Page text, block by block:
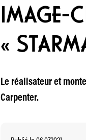
IMAGE-
«
Le réalisateur et
Carpenter.